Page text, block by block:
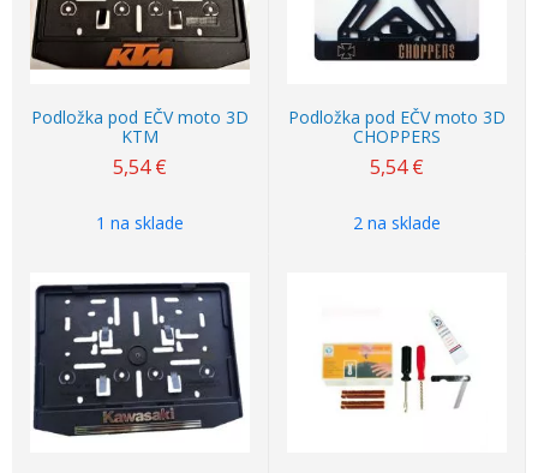
Podložka pod EČV moto 3D
KTM
5,54 €
1 na sklade
Podložka pod EČV moto 3D
CHOPPERS
5,54 €
2 na sklade